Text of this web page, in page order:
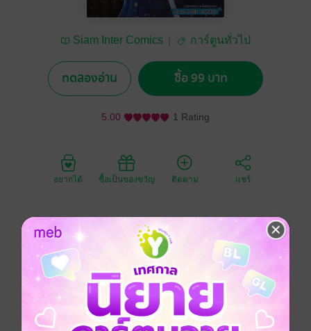
Siam Inter Comics การ์ตูนทั่วไป
ทดลองอ่าน ซื้อ 99 บาท
5.00 1 Rating
อยากได้ ซื้อเป็นของขวัญ ติดตาม แชร์
ฉากที่ 4 ของละครซ่อนเงื่อนของเหล่าหนุ่มสาว
เพื่อไขปริศนาคำสาปแห่งรักที่พลัดพรากไป
คัตสึยูกิที่เดินทางค้นหาข้อเท็จจริงในการตายของฮารุ
หญิงสาวผู้เป็นรักแรกเมื่อ 10 ปีก่อน
ได้แยกทางกับจิซึรุ แฟนสาวที่ใช้ชีวิตอยู่กินร่วมกัน
และกลับไปเยือนบ้านเกิดที่จังหวัดวาคายามะอีกครั้ง—